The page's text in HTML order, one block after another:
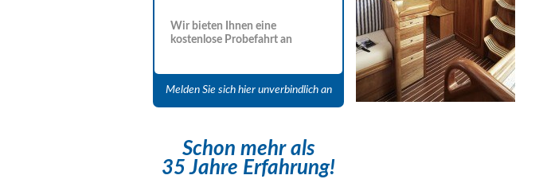
Wir bieten Ihnen eine
kostenlose Probefahrt an
Melden Sie sich hier unverbindlich an
Schon mehr als
35 Jahre Erfahrung!